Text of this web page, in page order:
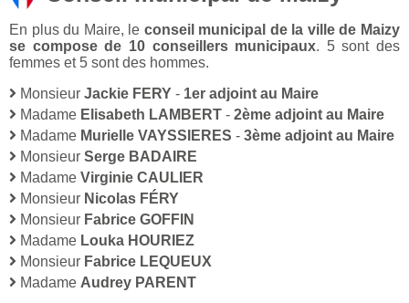
En plus du Maire, le conseil municipal de la ville de Maizy
se compose de 10 conseillers municipaux. 5 sont des
femmes et 5 sont des hommes.
Monsieur Jackie FERY - 1er adjoint au Maire
Madame Elisabeth LAMBERT - 2ème adjoint au Maire
Madame Murielle VAYSSIERES - 3ème adjoint au Maire
Monsieur Serge BADAIRE
Madame Virginie CAULIER
Monsieur Nicolas FÉRY
Monsieur Fabrice GOFFIN
Madame Louka HOURIEZ
Monsieur Fabrice LEQUEUX
Madame Audrey PARENT